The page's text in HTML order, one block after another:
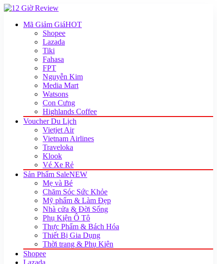
Mã Giảm GiáHOT
Shopee
Lazada
Tiki
Fahasa
FPT
Nguyễn Kim
Media Mart
Watsons
Con Cưng
Highlands Coffee
Voucher Du Lịch
Vietjet Air
Vietnam Airlines
Traveloka
Klook
Vé Xe Rẻ
Sản Phẩm SaleNEW
Mẹ và Bé
Chăm Sóc Sức Khỏe
Mỹ phẩm & Làm Đẹp
Nhà cửa & Đời Sống
Phụ Kiện Ô Tô
Thực Phẩm & Bách Hóa
Thiết Bị Gia Dụng
Thời trang & Phụ Kiện
Shopee
Lazada